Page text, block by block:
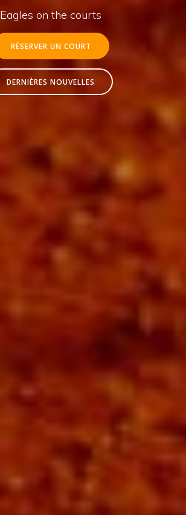
Eagles on the courts
RÉSERVER UN COURT
DERNIÈRES NOUVELLES